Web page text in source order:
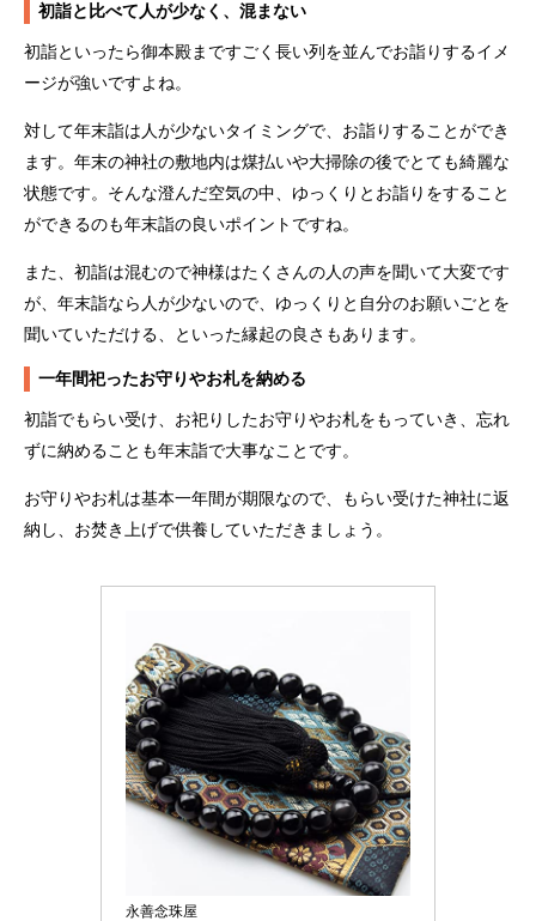
初詣と比べて人が少なく、混まない
初詣といったら御本殿まですごく長い列を並んでお詣りするイメ
ージが強いですよね。
対して年末詣は人が少ないタイミングで、お詣りすることができ
ます。年末の神社の敷地内は煤払いや大掃除の後でとても綺麗な
状態です。そんな澄んだ空気の中、ゆっくりとお詣りをすること
ができるのも年末詣の良いポイントですね。
また、初詣は混むので神様はたくさんの人の声を聞いて大変です
が、年末詣なら人が少ないので、ゆっくりと自分のお願いごとを
聞いていただける、といった縁起の良さもあります。
一年間祀ったお守りやお札を納める
初詣でもらい受け、お祀りしたお守りやお札をもっていき、忘れ
ずに納めることも年末詣で大事なことです。
お守りやお札は基本一年間が期限なので、もらい受けた神社に返
納し、お焚き上げで供養していただきましょう。
永善念珠屋